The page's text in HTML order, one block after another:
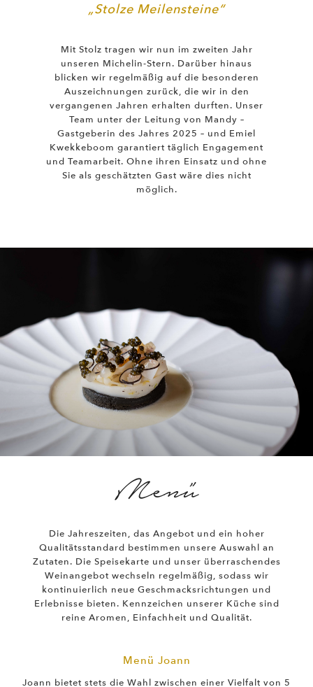
„Stolze Meilensteine“
Mit Stolz tragen wir nun im zweiten Jahr
unseren Michelin-Stern. Darüber hinaus
blicken wir regelmäßig auf die besonderen
Auszeichnungen zurück, die wir in den
vergangenen Jahren erhalten durften. Unser
Team unter der Leitung von Mandy –
Gastgeberin des Jahres 2025 – und Emiel
Kwekkeboom garantiert täglich Engagement
und Teamarbeit. Ohne ihren Einsatz und ohne
Sie als geschätzten Gast wäre dies nicht
möglich.
Menü
Die Jahreszeiten, das Angebot und ein hoher
Qualitätsstandard bestimmen unsere Auswahl an
Zutaten. Die Speisekarte und unser überraschendes
Weinangebot wechseln regelmäßig, sodass wir
kontinuierlich neue Geschmacksrichtungen und
Erlebnisse bieten. Kennzeichen unserer Küche sind
reine Aromen, Einfachheit und Qualität.
Menü Joann
Joann bietet stets die Wahl zwischen einer Vielfalt von 5